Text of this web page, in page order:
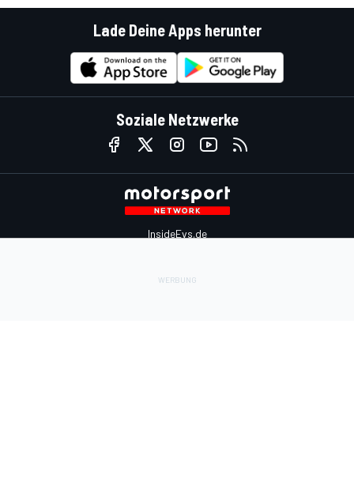
Lade Deine Apps herunter
Soziale Netzwerke
InsideEvs.de
Motorsportstats.com